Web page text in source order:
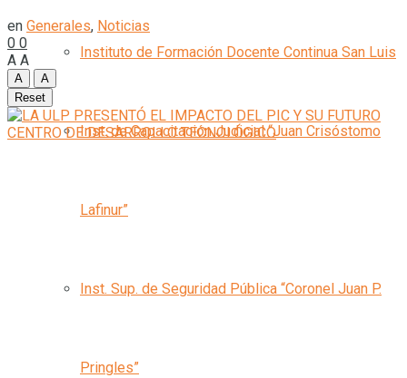
Instituto de Formación Docente Continua San Luis
Inst. de Capacitación Judicial “Juan Crisóstomo
Lafinur”
Inst. Sup. de Seguridad Pública “Coronel Juan P.
Pringles”
en Generales, Noticias
0 0
A A
A
A
Reset